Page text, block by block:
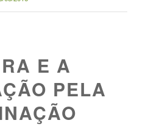
E A
PELA